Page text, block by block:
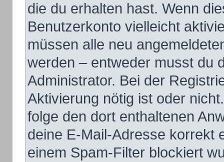
die du erhalten hast. Wenn
Benutzerkonto vielleicht
müssen alle neu
werden – entweder musst du
Administrator. Bei der
Aktivierung nötig ist oder
folge den dort enthaltenen
deine E-Mail-Adresse korrekt
einem Spam-Filter blockiert